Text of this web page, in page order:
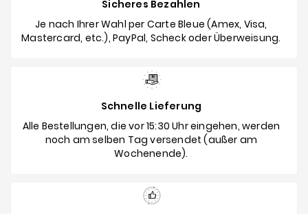
Sicheres Bezahlen
Je nach Ihrer Wahl per Carte Bleue (Amex, Visa,
Mastercard, etc.), PayPal, Scheck oder Überweisung.
Schnelle Lieferung
Alle Bestellungen, die vor 15:30 Uhr eingehen, werden
noch am selben Tag versendet (außer am
Wochenende).